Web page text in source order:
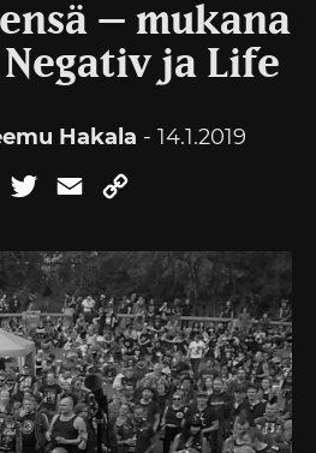
– mukana
ja Life
Hakala - 14.1.2019
FacebookTwitterEmail